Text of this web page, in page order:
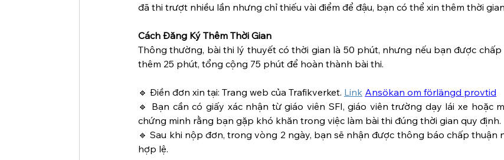
đã thi trượt nhiều lần nhưng chỉ thiếu vài điểm để đậu, bạn có thể xin thêm thời
Cách Đăng Ký Thêm Thời Gian
Thông thường, bài thi lý thuyết có thời gian là 50 phút, nhưng nếu bạn được chấp
thêm 25 phút, tổng cộng 75 phút để hoàn thành bài thi.
🔹 Điền đơn xin tại: Trang web của Trafikverket. Link Ansökan om förlängd provtid
🔹 Bạn cần có giấy xác nhận từ giáo viên SFI, giáo viên trường dạy lái xe hoặc
chứng minh rằng bạn gặp khó khăn trong việc làm bài thi đúng thời gian quy định.
🔹 Sau khi nộp đơn, trong vòng 2 ngày, bạn sẽ nhận được thông báo chấp thuận
hợp lệ.